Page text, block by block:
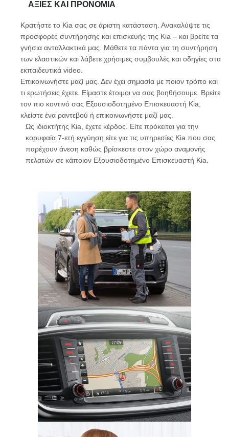
ΑΞΊΕΣ ΚΑΙ ΠΡΟΝΌΜΙΑ
Κρατήστε το Kia σας σε άριστη κατάσταση. Ανακαλύψτε τις
προσφορές συντήρησης και επισκευής της Kia – και βρείτε τα
γνήσια ανταλλακτικά μας. Μάθετε τα πάντα για τη συντήρηση
των ελαστικών και λάβετε χρήσιμες συμβουλές και οδηγίες στα
εκπαιδευτικά video.
Επικοινωνήστε μαζί μας. Δεν έχει σημασία με ποιον τρόπο και
τι ερωτήσεις έχετε. Είμαστε έτοιμοι να σας βοηθήσουμε. Βρείτε
τον πιο κοντινό σας Εξουσιοδοτημένο Επισκευαστή Kia,
κλείστε ένα ραντεβού ή επικοινωνήστε μαζί μας.
Ως ιδιοκτήτης Kia, έχετε κέρδος. Είτε πρόκειται για την
κορυφαία 7-ετή εγγύηση είτε για τις υπηρεσίες Kia που σας
παρέχουν άνεση καθώς βρίσκεστε στον χώρο αναμονής
πελατών σε κάποιον Εξουσιοδοτημένο Επισκευαστή Kia.